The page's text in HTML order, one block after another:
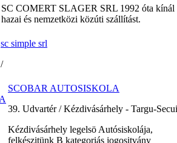
SC COMERT SLAGER SRL 1992 óta kínál
hazai és nemzetközi közúti szállítást.
sc simple srl
/
SCOBAR AUTOSISKOLA
39. Udvartér / Kézdivásárhely - Targu-
Kézdivásárhely legelsö Autósiskolája,
felkészitünk B kategoriás jogositvány